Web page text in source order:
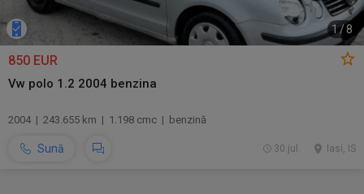
1/8
850 EUR
Vw polo 1.2 2004 benzina
2004 | 243.655 km | 1.198 cmc | benzină
Sună Iasi, IS
30 jul.